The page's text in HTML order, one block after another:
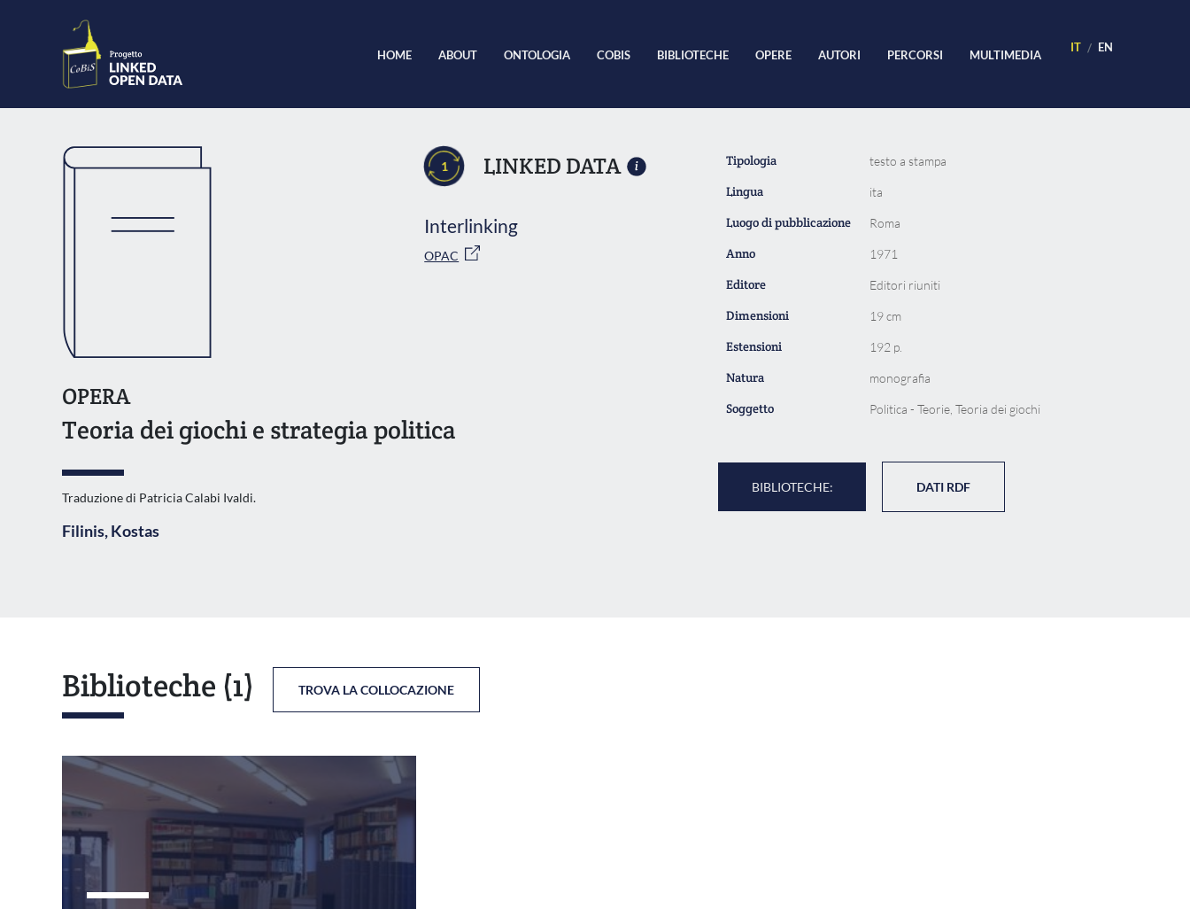
HOME ABOUT ONTOLOGIA COBIS BIBLIOTECHE OPERE AUTORI PERCORSI MULTIMEDIA IT EN
1 LINKED DATA
Interlinking
OPAC
OPERA
Teoria dei giochi e strategia politica
Traduzione di Patricia Calabi Ivaldi.
Filinis, Kostas
Tipologia testo a stampa
Lingua ita
Luogo di pubblicazione Roma
Anno 1971
Editore Editori riuniti
Dimensioni 19 cm
Estensioni 192 p.
Natura monografia
Soggetto Politica - Teorie, Teoria dei giochi
BIBLIOTECHE: DATI RDF
Biblioteche (1) TROVA LA COLLOCAZIONE